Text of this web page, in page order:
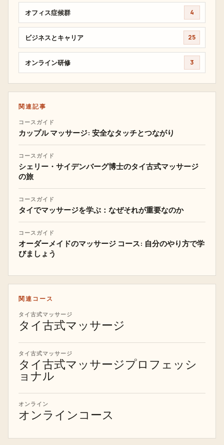
オフィス症候群 4
ビジネスとキャリア 25
オンライン研修 3
関連記事
コースガイド
カップル マッサージ: 安全なタッチとつながり
コースガイド
シェリー・サイデンバーグ博士のタイ古式マッサージ
の旅
コースガイド
タイでマッサージを学ぶ：なぜそれが重要なのか
コースガイド
オーダーメイドのマッサージ コース: 自分のやり方で学
びましょう
関連コース
タイ古式マッサージ
タイ古式マッサージ
タイ古式マッサージ
タイ古式マッサージプロフェッシ
ョナル
オンライン
オンラインコース